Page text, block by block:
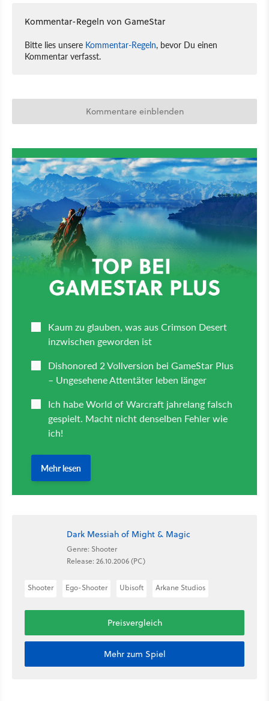
Kommentar-Regeln von GameStar
Bitte lies unsere Kommentar-Regeln, bevor Du einen
Kommentar verfasst.
Kommentare einblenden
Dark Messiah of Might & Magic
Genre: Shooter
Release: 26.10.2006 (PC)
Shooter Ego-Shooter Ubisoft Arkane Studios
Preisvergleich
Mehr zum Spiel